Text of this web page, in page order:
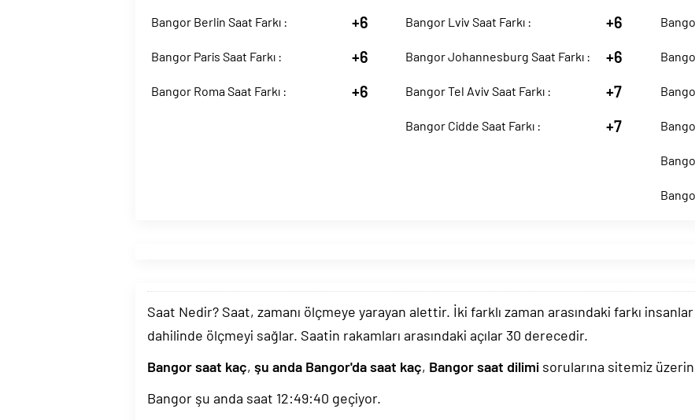
Bangor Berlin Saat Farkı : +6
Bangor Paris Saat Farkı : +6
Bangor Roma Saat Farkı : +6
Bangor Lviv Saat Farkı : +6
Bangor Johannesburg Saat Farkı : +6
Bangor Tel Aviv Saat Farkı : +7
Bangor Cidde Saat Farkı : +7
Saat Nedir? Saat, zamanı ölçmeye yarayan alettir. İki farklı zaman arasındaki farkı
dahilinde ölçmeyi sağlar. Saatin rakamları arasındaki açılar 30 derecedir.
Bangor saat kaç, şu anda Bangor'da saat kaç, Bangor saat dilimi sorularına sitemiz
Bangor şu anda saat 12:49:40 geçiyor.